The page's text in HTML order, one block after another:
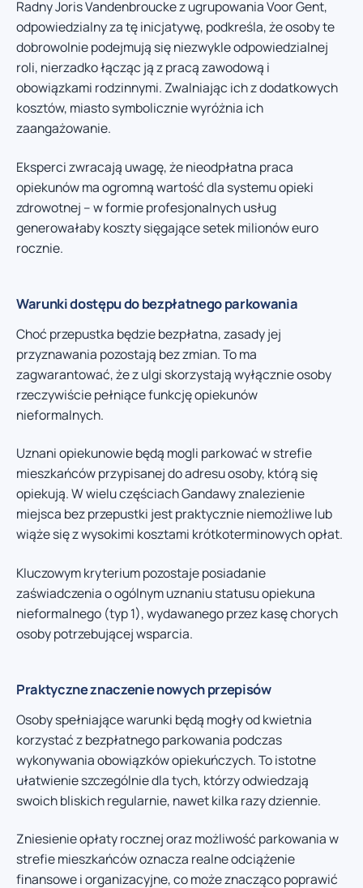
Radny Joris Vandenbroucke z ugrupowania Voor Gent,
odpowiedzialny za tę inicjatywę, podkreśla, że osoby te
dobrowolnie podejmują się niezwykle odpowiedzialnej
roli, nierzadko łącząc ją z pracą zawodową i
obowiązkami rodzinnymi. Zwalniając ich z dodatkowych
kosztów, miasto symbolicznie wyróżnia ich
zaangażowanie.
Eksperci zwracają uwagę, że nieodpłatna praca
opiekunów ma ogromną wartość dla systemu opieki
zdrowotnej – w formie profesjonalnych usług
generowałaby koszty sięgające setek milionów euro
rocznie.
Warunki dostępu do bezpłatnego parkowania
Choć przepustka będzie bezpłatna, zasady jej
przyznawania pozostają bez zmian. To ma
zagwarantować, że z ulgi skorzystają wyłącznie osoby
rzeczywiście pełniące funkcję opiekunów
nieformalnych.
Uznani opiekunowie będą mogli parkować w strefie
mieszkańców przypisanej do adresu osoby, którą się
opiekują. W wielu częściach Gandawy znalezienie
miejsca bez przepustki jest praktycznie niemożliwe lub
wiąże się z wysokimi kosztami krótkoterminowych opłat.
Kluczowym kryterium pozostaje posiadanie
zaświadczenia o ogólnym uznaniu statusu opiekuna
nieformalnego (typ 1), wydawanego przez kasę chorych
osoby potrzebującej wsparcia.
Praktyczne znaczenie nowych przepisów
Osoby spełniające warunki będą mogły od kwietnia
korzystać z bezpłatnego parkowania podczas
wykonywania obowiązków opiekuńczych. To istotne
ułatwienie szczególnie dla tych, którzy odwiedzają
swoich bliskich regularnie, nawet kilka razy dziennie.
Zniesienie opłaty rocznej oraz możliwość parkowania w
strefie mieszkańców oznacza realne odciążenie
finansowe i organizacyjne, co może znacząco poprawić